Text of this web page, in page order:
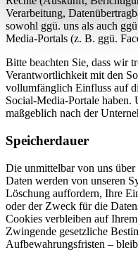
Verarbeitung,
sowohl ggü. uns als auch
Media-Portals (z. B. ggü.
Bitte beachten Sie, dass wir
Verantwortlichkeit mit den
vollumfänglich Einfluss auf
Social-Media-Portale haben.
maßgeblich nach der
Speicherdauer
Die unmittelbar von uns über
Daten werden von unseren
Löschung auffordern, Ihre
oder der Zweck für die
Cookies verbleiben auf
Zwingende gesetzliche
Aufbewahrungsfristen –